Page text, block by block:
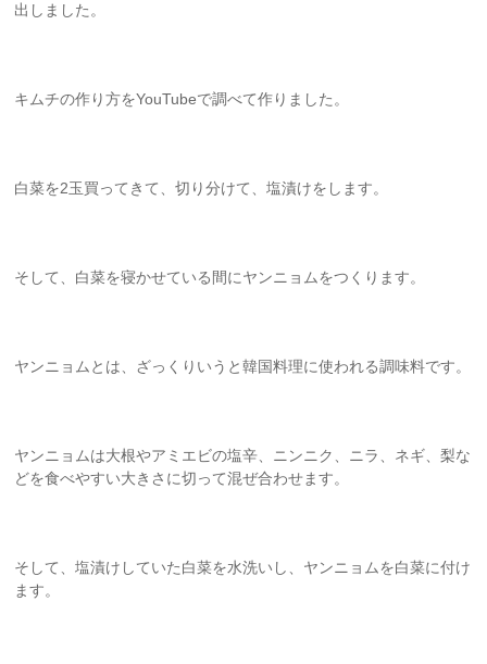
出しました。
キムチの作り方をYouTubeで調べて作りました。
白菜を2玉買ってきて、切り分けて、塩漬けをします。
そして、白菜を寝かせている間にヤンニョムをつくります。
ヤンニョムとは、ざっくりいうと韓国料理に使われる調味料です。
ヤンニョムは大根やアミエビの塩辛、ニンニク、ニラ、ネギ、梨な
どを食べやすい大きさに切って混ぜ合わせます。
そして、塩漬けしていた白菜を水洗いし、ヤンニョムを白菜に付け
ます。